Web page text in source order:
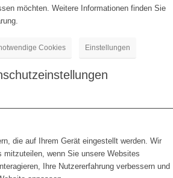
möchten. Weitere Informationen finden Sie
Cookies Einstellungen
die auf Ihrem Gerät eingestellt werden. Wir
mitzuteilen, wenn Sie unsere Websites
Ihre Nutzererfahrung verbessern und